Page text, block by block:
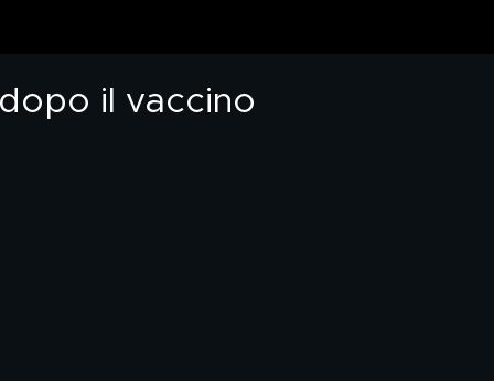
PROSSIMO VIDEO
I rom senza vergogna:
il vaccino